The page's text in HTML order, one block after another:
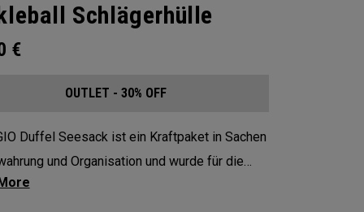
Schlägerhülle
€
OUTLET - 30% OFF
Duffel Seesack ist ein Kraftpaket in Sachen
und Organisation und wurde für die
und anspruchsvollsten